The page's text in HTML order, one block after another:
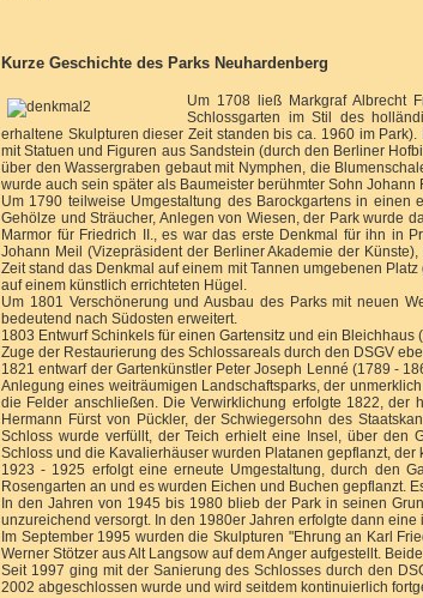
Kurze Geschichte des Parks Neuhardenberg
Um 1708 ließ Markgraf Albrecht
Schlossgarten im Stil des
erhaltene Skulpturen dieser Zeit standen bis ca. 1960 im
mit Statuen und Figuren aus Sandstein (durch den Berliner
über den Wassergraben gebaut mit Nymphen, die
wurde auch sein später als Baumeister berühmter Sohn
Um 1790 teilweise Umgestaltung des Barockgartens in einen
Gehölze und Sträucher, Anlegen von Wiesen, der Park wurde
Marmor für Friedrich II., es war das erste Denkmal für ihn in
Johann Meil (Vizepräsident der Berliner Akademie der
Zeit stand das Denkmal auf einem mit Tannen umgebenen
auf einem künstlich errichteten Hügel.
Um 1801 Verschönerung und Ausbau des Parks mit neuen
bedeutend nach Südosten erweitert.
1803 Entwurf Schinkels für einen Gartensitz und ein
Zuge der Restaurierung des Schlossareals durch den DSGV
1821 entwarf der Gartenkünstler Peter Joseph Lenné (1789 -
Anlegung eines weiträumigen Landschaftsparks, der
die Felder anschließen. Die Verwirklichung erfolgte 1822,
Hermann Fürst von Pückler, der Schwiegersohn des
Schloss wurde verfüllt, der Teich erhielt eine Insel, über den
Schloss und die Kavalierhäuser wurden Platanen gepflanzt,
1923 - 1925 erfolgt eine erneute Umgestaltung, durch den
Rosengarten an und es wurden Eichen und Buchen gepflanzt.
In den Jahren von 1945 bis 1980 blieb der Park in seinen
unzureichend versorgt. In den 1980er Jahren erfolgte dann
Im September 1995 wurden die Skulpturen "Ehrung an Karl
Werner Stötzer aus Alt Langsow auf dem Anger aufgestellt.
Seit 1997 ging mit der Sanierung des Schlosses durch den
2002 abgeschlossen wurde und wird seitdem kontinuierlich